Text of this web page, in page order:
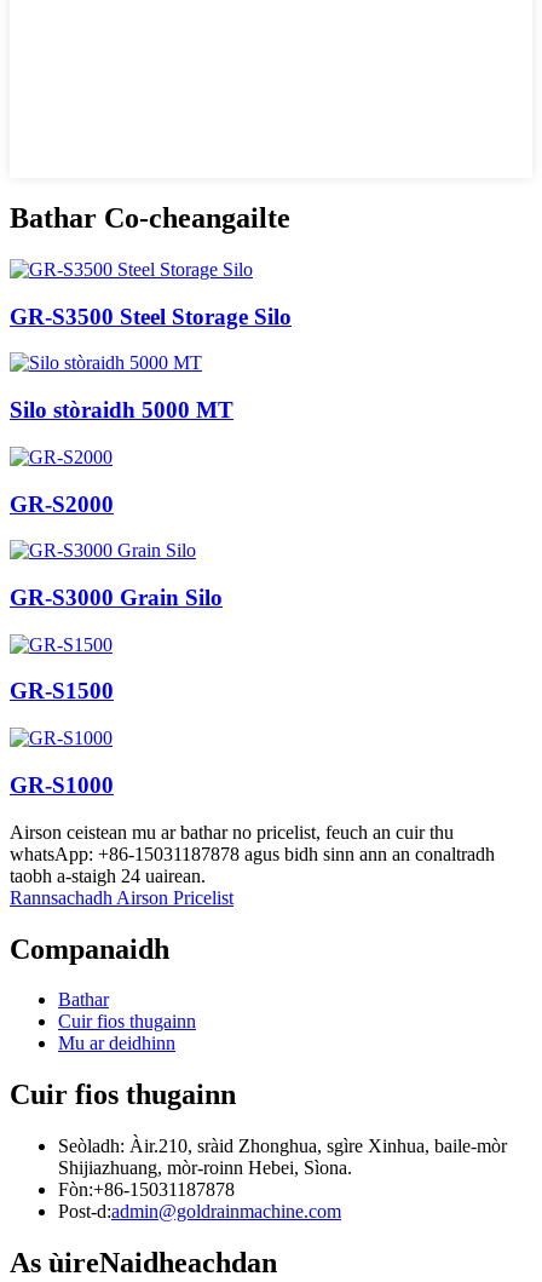
Bathar Co-cheangailte
GR-S3500 Steel Storage Silo
Silo stòraidh 5000 MT
GR-S2000
GR-S3000 Grain Silo
GR-S1500
GR-S1000
Airson ceistean mu ar bathar no pricelist, feuch an cuir thu
whatsApp: +86-15031187878 agus bidh sinn ann an conaltradh
taobh a-staigh 24 uairean.
Rannsachadh Airson Pricelist
Companaidh
Bathar
Cuir fios thugainn
Mu ar deidhinn
Cuir fios thugainn
Seòladh: Àir.210, sràid Zhonghua, sgìre Xinhua, baile-mòr
Shijiazhuang, mòr-roinn Hebei, Sìona.
Fòn:+86-15031187878
Post-d:admin@goldrainmachine.com
As ùireNaidheachdan